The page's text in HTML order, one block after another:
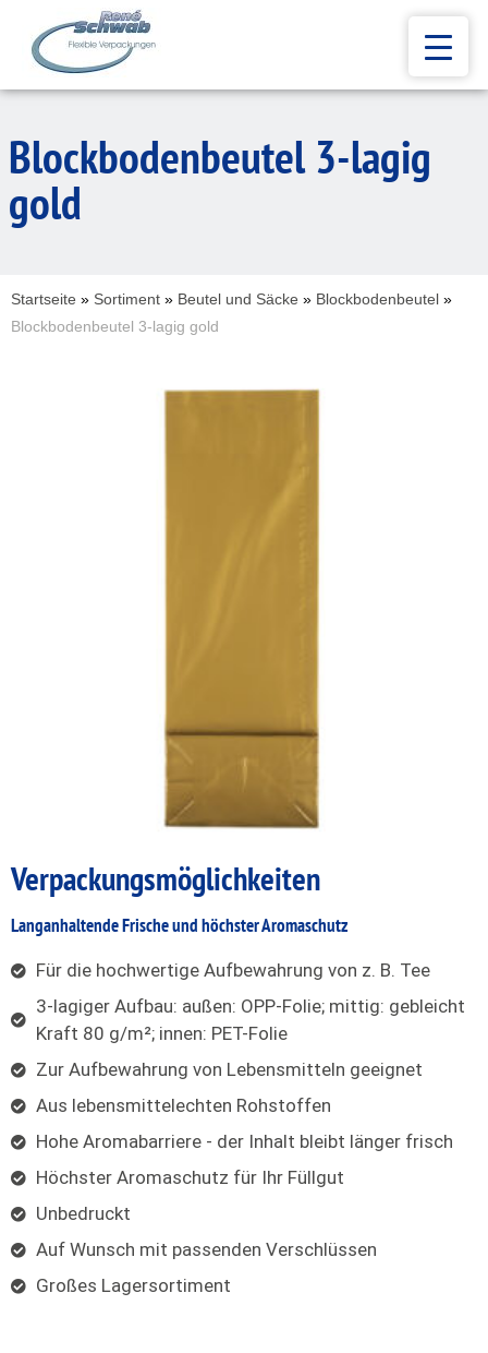
Blockbodenbeutel 3-lagig
gold
Startseite » Sortiment » Beutel und Säcke » Blockbodenbeutel »
Blockbodenbeutel 3-lagig gold
Verpackungsmöglichkeiten
Langanhaltende Frische und höchster Aromaschutz
Für die hochwertige Aufbewahrung von z. B. Tee
3-lagiger Aufbau: außen: OPP-Folie; mittig: gebleicht
Kraft 80 g/m²; innen: PET-Folie
Zur Aufbewahrung von Lebensmitteln geeignet
Aus lebensmittelechten Rohstoffen
Hohe Aromabarriere - der Inhalt bleibt länger frisch
Höchster Aromaschutz für Ihr Füllgut
Unbedruckt
Auf Wunsch mit passenden Verschlüssen
Großes Lagersortiment